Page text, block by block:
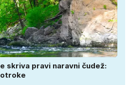
skriva pravi naravni čudež: